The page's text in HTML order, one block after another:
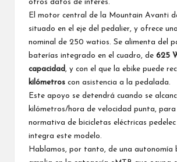
otros datos de interés.
El motor central de la Mountain Avanti
situado en el eje del pedalier, y ofrece
nominal de 250 watios. Se alimenta del
baterías integrado en el cuadro, de 625
capacidad
, y con el que la ebike puede
kilómetros con asistencia a la pedalada.
Este apoyo se detendrá cuando se
kilómetros/hora de velocidad punta,
normativa de bicicletas eléctricas pedelec
integra este modelo.
Hablamos, por tanto, de una autonomía